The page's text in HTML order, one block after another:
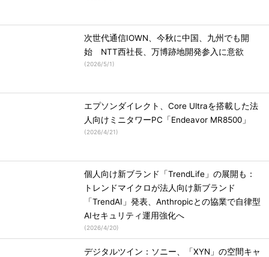
次世代通信IOWN、今秋に中国、九州でも開
始 NTT西社長、万博跡地開発参入に意欲
(2026/5/1)
エプソンダイレクト、Core Ultraを搭載した法
人向けミニタワーPC「Endeavor MR8500」
(2026/4/21)
個人向け新ブランド「TrendLife」の展開も：
トレンドマイクロが法人向け新ブランド
「TrendAI」発表、Anthropicとの協業で自律型
AIセキュリティ運用強化へ
(2026/4/20)
デジタルツイン：ソニー、「XYN」の空間キャ